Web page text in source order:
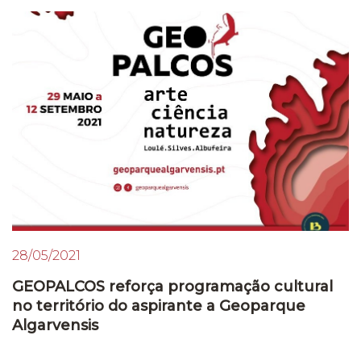
28/05/2021
GEOPALCOS reforça programação cultural
no território do aspirante a Geoparque
Algarvensis